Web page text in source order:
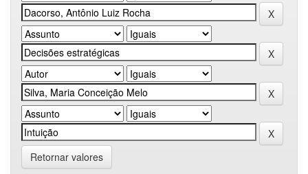
Retornar valores